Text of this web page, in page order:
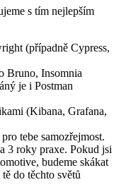
s tím nejlepším
(případně Cypress,
Bruno, Insomnia
je i Postman
(Kibana, Grafana,
tebe samozřejmost.
3 roky praxe. Pokud jsi
budeme skákat
do těchto světů